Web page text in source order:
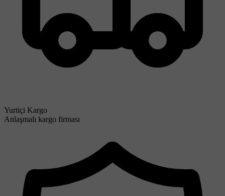
Yurtiçi Kargo
Anlaşmalı kargo firması